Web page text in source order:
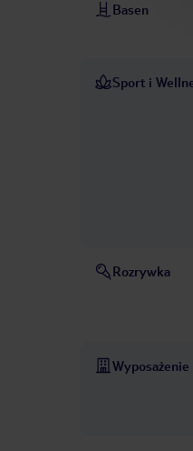
Basen
Sport i
Rozrywka
Wyposażenie